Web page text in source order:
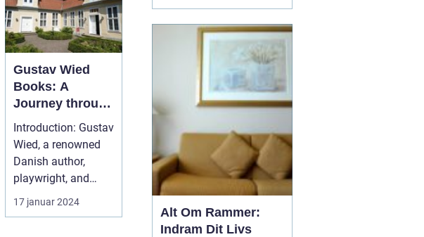
Gustav Wied
Books: A
Journey through
Time and
Literature
Introduction: Gustav
Wied, a renowned
Danish author,
playwright, and
artist, has left an
indelible ...
17 januar 2024
bidrager til at skabe
personlighed i dit hjem.
De rigtige rammer kan
fremhæve farverne i et
Alt Om Rammer:
Indram Dit Livs